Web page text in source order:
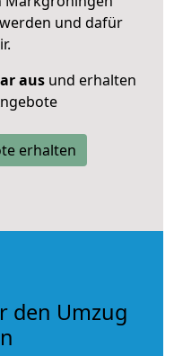
und dafür
ausund erhalten
erhalten
den Umzug